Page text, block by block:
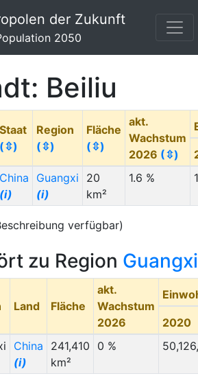
der Zukunft
2050
Beiliu
Staat
(⇳)
Region
(⇳)
Fläche
(⇳)
akt.
Wachstum
2026 (⇳)
China
(i)
Guangxi
(i)
20
km²
1.6 %
verfügbar)
zu Region Guangxi
Land Fläche
akt.
Wachstum
2026
2020
China
(i)
241,410
km²
0 %